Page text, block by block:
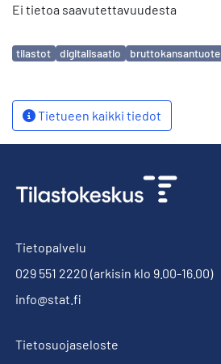
Ei tietoa saavutettavuudesta
Avainsanat
tilastot digitalisaatio bruttokansantuote
Tietueen kaikki tiedot
Tietopalvelu
029 551 2220 (arkisin klo 9.00-16.00)
info@stat.fi
Tietosuojaseloste